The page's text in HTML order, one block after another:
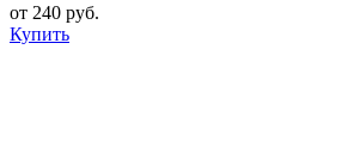
от 240 руб.
Купить